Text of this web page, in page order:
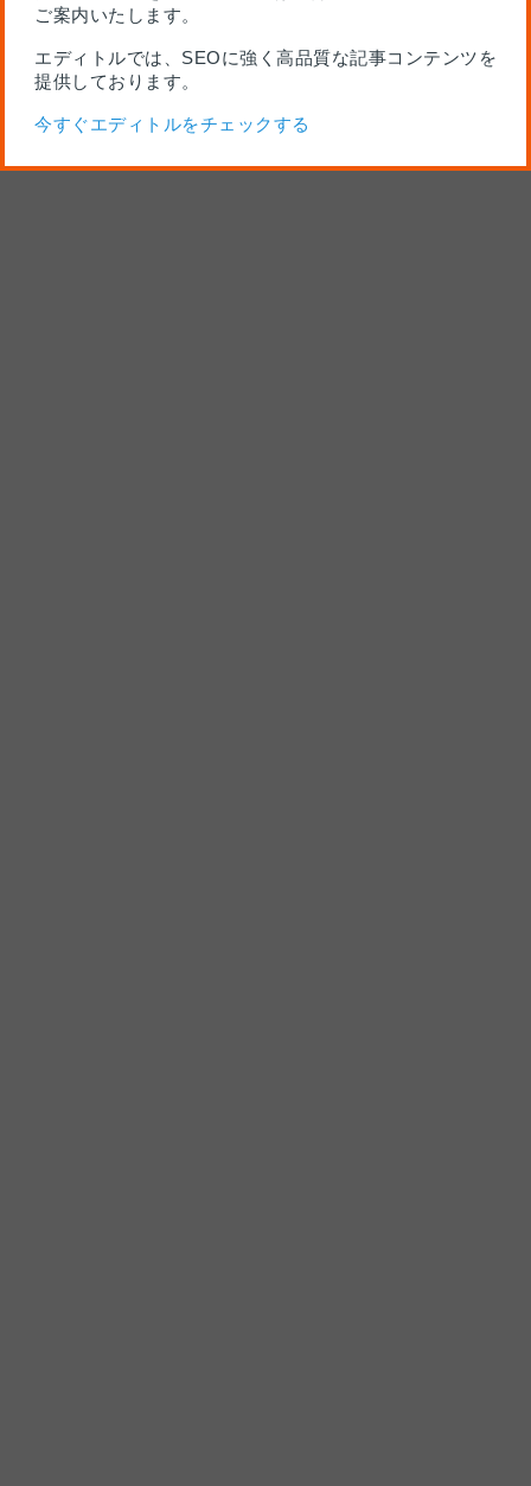
ご案内いたします。
エディトルでは、SEOに強く高品質な記事コンテンツを
提供しております。
今すぐエディトルをチェックする